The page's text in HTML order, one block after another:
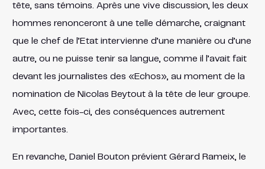
tête, sans témoins. Après une vive discussion, les deux
hommes renonceront à une telle démarche, craignant
que le chef de l’Etat intervienne d’une manière ou d’une
autre, ou ne puisse tenir sa langue, comme il l’avait fait
devant les journalistes des «Echos», au moment de la
nomination de Nicolas Beytout à la tête de leur groupe.
Avec, cette fois-ci, des conséquences autrement
importantes.
En revanche, Daniel Bouton prévient Gérard Rameix, le